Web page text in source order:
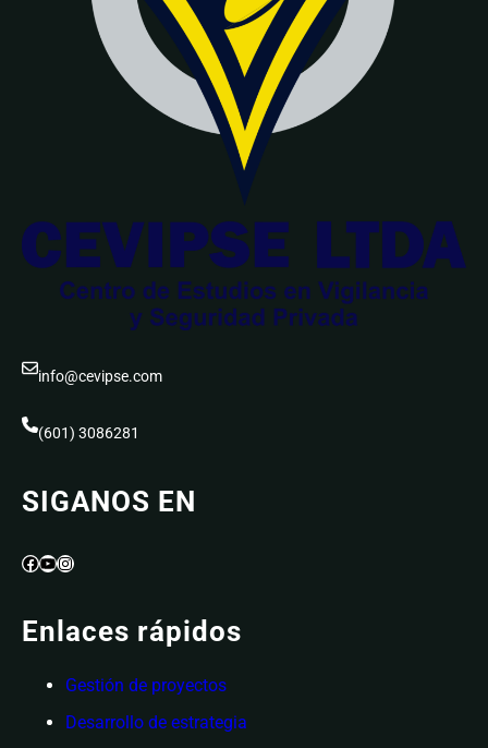
info@cevipse.com
(601) 3086281
SIGANOS EN
Facebook YouTube Instagram
Enlaces rápidos
Gestión de proyectos
Desarrollo de estrategia